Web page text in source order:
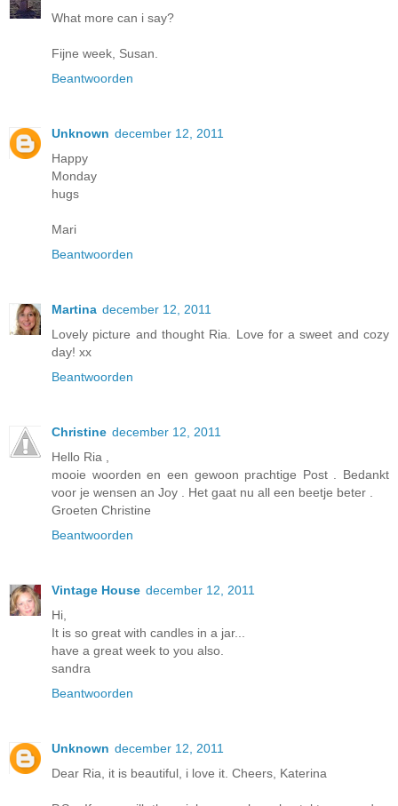
What more can i say?
Fijne week, Susan.
Beantwoorden
Unknown december 12, 2011
Happy
Monday
hugs
Mari
Beantwoorden
Martina december 12, 2011
Lovely picture and thought Ria. Love for a sweet and cozy
day! xx
Beantwoorden
Christine december 12, 2011
Hello Ria ,
mooie woorden en een gewoon prachtige Post . Bedankt
voor je wensen an Joy . Het gaat nu all een beetje beter .
Groeten Christine
Beantwoorden
Vintage House december 12, 2011
Hi,
It is so great with candles in a jar...
have a great week to you also.
sandra
Beantwoorden
Unknown december 12, 2011
Dear Ria, it is beautiful, i love it. Cheers, Katerina